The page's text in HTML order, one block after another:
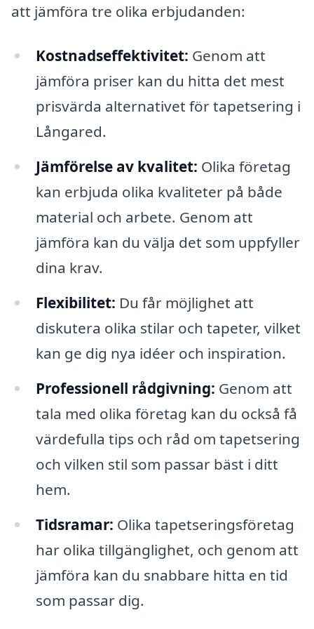
att jämföra tre olika erbjudanden:
Kostnadseffektivitet: Genom att
jämföra priser kan du hitta det mest
prisvärda alternativet för tapetsering i
Långared.
Jämförelse av kvalitet: Olika företag
kan erbjuda olika kvaliteter på både
material och arbete. Genom att
jämföra kan du välja det som uppfyller
dina krav.
Flexibilitet: Du får möjlighet att
diskutera olika stilar och tapeter, vilket
kan ge dig nya idéer och inspiration.
Professionell rådgivning: Genom att
tala med olika företag kan du också få
värdefulla tips och råd om tapetsering
och vilken stil som passar bäst i ditt
hem.
Tidsramar: Olika tapetseringsföretag
har olika tillgänglighet, och genom att
jämföra kan du snabbare hitta en tid
som passar dig.